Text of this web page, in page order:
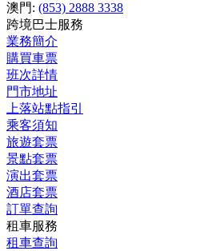
澳門: (853) 2888 3338
跨境巴士服務
業務簡介
購買車票
班次詳情
門市地址
上落站點指引
乘客須知
旅遊套票
景點套票
演出套票
酒店套票
訂單查詢
租車服務
租車查詢